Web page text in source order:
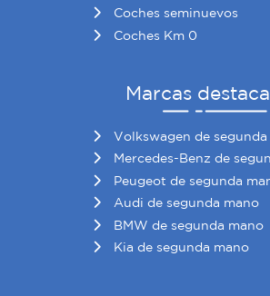
Coches seminuevos
Coches Km 0
Marcas
Volkswagen de
Mercedes-Benz de
Peugeot de segunda
Audi de segunda mano
BMW de segunda mano
Kia de segunda mano